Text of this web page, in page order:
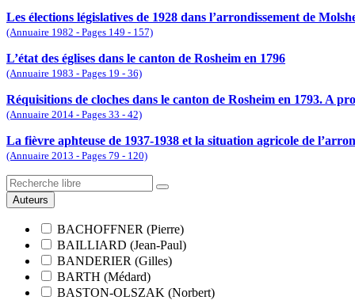
Les élections législatives de 1928 dans l’arrondissement de
(Annuaire 1982 - Pages 149 - 157)
L’état des églises dans le canton de Rosheim en 1796
(Annuaire 1983 - Pages 19 - 36)
Réquisitions de cloches dans le canton de Rosheim en 1793. A
(Annuaire 2014 - Pages 33 - 42)
La fièvre aphteuse de 1937-1938 et la situation agricole de
(Annuaire 2013 - Pages 79 - 120)
Auteurs
BACHOFFNER (Pierre)
BAILLIARD (Jean-Paul)
BANDERIER (Gilles)
BARTH (Médard)
BASTON-OLSZAK (Norbert)